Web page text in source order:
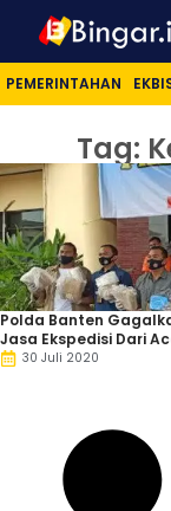
PEMERINTAHAN
Tag:
Polda Banten
Jasa Ekspedisi Dari
30 Juli 2020